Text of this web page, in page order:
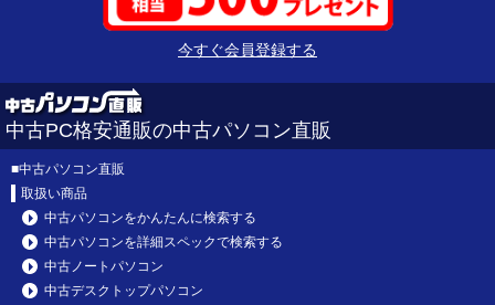
今すぐ会員登録する
中古PC格安通販の中古パソコン直販
■中古パソコン直販
取扱い商品
中古パソコンをかんたんに検索する
中古パソコンを詳細スペックで検索する
中古ノートパソコン
中古デスクトップパソコン